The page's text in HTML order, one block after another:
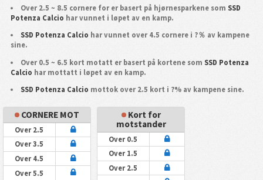
Over 2.5 ~ 8.5 cornere for er basert på hjørnesparkene som SSD
Potenza Calcio har vunnet i løpet av en kamp.
SSD Potenza Calcio har vunnet over 4.5 cornere i ?％ av kampene
sine.
Over 0.5 ~ 6.5 kort motatt er basert på kortene som SSD Potenza
Calcio har mottatt i løpet av en kamp.
SSD Potenza Calcio mottok over 2.5 kort i ?% av kampene sine.
CORNERE MOT
Over 2.5
Over 3.5
Over 4.5
Over 5.5
Kort for
motstander
Over 0.5
Over 1.5
Over 2.5